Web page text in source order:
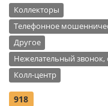
Коллекторы
Телефонное
Другое
Нежелательный
Колл-центр
918